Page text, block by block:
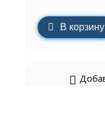
В корзину